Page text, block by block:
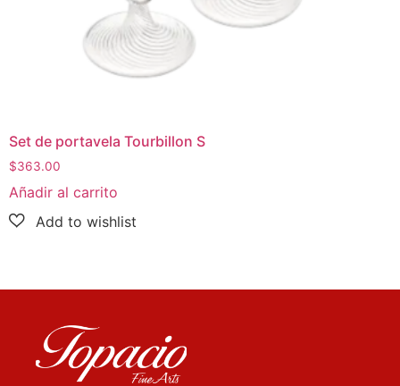
Set de portavela Tourbillon S
$363.00
Añadir al carrito